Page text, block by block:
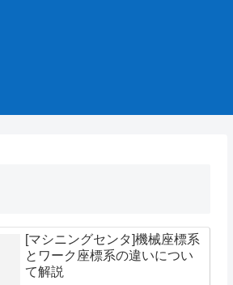
[マシニングセンタ]機械座標系
とワーク座標系の違いについ
て解説